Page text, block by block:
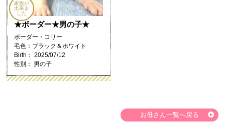
家族が
出来ま
した
★ボーダー★男の子★
ボーダー・コリー
毛色：ブラック＆ホワイト
Birth： 2025/07/12
性別： 男の子
お母さん一覧へ戻る